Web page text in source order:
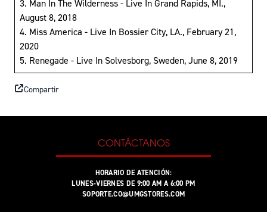
3. Man In The Wilderness - Live In Grand Rapids, MI.,
August 8, 2018
4. Miss America - Live In Bossier City, LA., February 21,
2020
5. Renegade - Live In Solvesborg, Sweden, June 8, 2019
Compartir
CONTÁCTANOS
HORARIO DE ATENCIÓN:
LUNES-VIERNES DE 9:00 AM A 6:00 PM
SOPORTE.CO@UMGSTORES.COM